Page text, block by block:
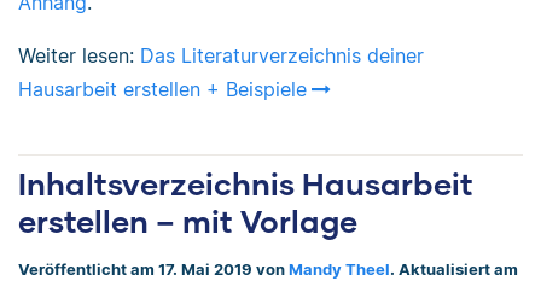
Weiter lesen: Das Literaturverzeichnis deiner
Hausarbeit erstellen + Beispiele
Inhaltsverzeichnis Hausarbeit
erstellen – mit Vorlage
Veröffentlicht am 17. Mai 2019 von Mandy Theel. Aktualisiert am